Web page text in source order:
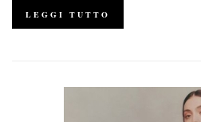
LEGGI TUTTO